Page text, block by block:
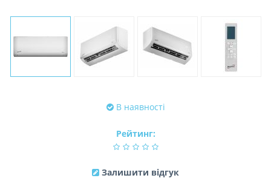
В наявності
Рейтинг:
Залишити відгук